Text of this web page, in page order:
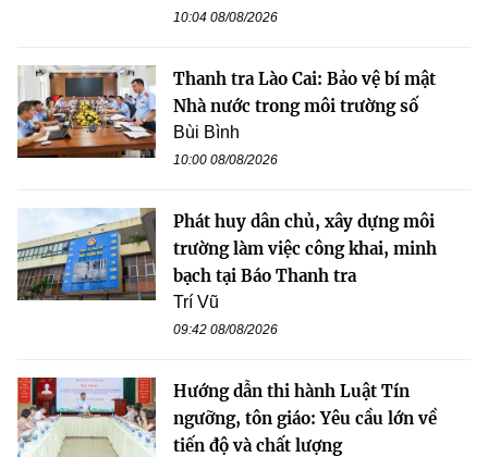
10:04 08/08/2026
Thanh tra Lào Cai: Bảo vệ bí mật
Nhà nước trong môi trường số
Bùi Bình
10:00 08/08/2026
Phát huy dân chủ, xây dựng môi
trường làm việc công khai, minh
bạch tại Báo Thanh tra
Trí Vũ
09:42 08/08/2026
Hướng dẫn thi hành Luật Tín
ngưỡng, tôn giáo: Yêu cầu lớn về
tiến độ và chất lượng